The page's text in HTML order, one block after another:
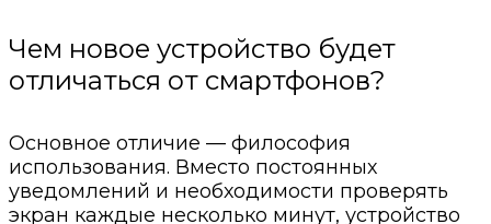
Чем новое устройство будет
отличаться от смартфонов?
Основное отличие — философия
использования. Вместо постоянных
уведомлений и необходимости проверять
экран каждые несколько минут, устройство